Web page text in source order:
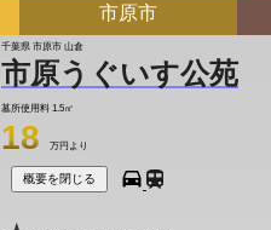
市原市
千葉県 市原市 山倉
市原うぐいす公苑
墓所使用料 1.5㎡
18 万円より
概要を閉じる